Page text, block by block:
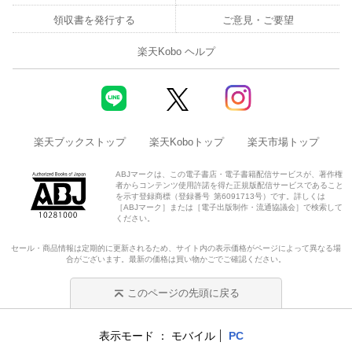
領収書を発行する ご意見・ご要望
楽天Kobo ヘルプ
楽天ブックストップ 楽天Koboトップ 楽天市場トップ
ABJマークは、この電子書店・電子書籍配信サービスが、著作権
者からコンテンツ使用許諾を得た正規版配信サービスであること
を示す登録商標（登録番号 第6091713号）です。詳しくは
［ABJマーク］または［電子出版制作・流通協議会］で検索して
ください。
セール・商品情報は定期的に更新されるため、サイト内の表示価格がページによって異なる場
合がございます。最新の価格は買い物かごでご確認ください。
このページの先頭に戻る
表示モード モバイル PC